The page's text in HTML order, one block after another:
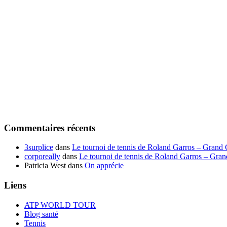
Commentaires récents
3surplice dans Le tournoi de tennis de Roland Garros – Grand
corporeally dans Le tournoi de tennis de Roland Garros –
Patricia West dans On apprécie
Liens
ATP WORLD TOUR
Blog santé
Tennis